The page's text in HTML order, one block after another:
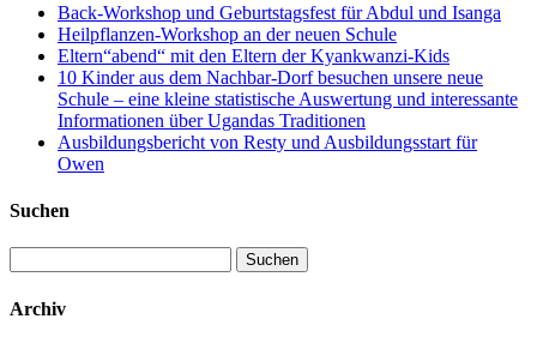
Back-Workshop und Geburtstagsfest für Abdul und Isanga
Heilpflanzen-Workshop an der neuen Schule
Eltern“abend“ mit den Eltern der Kyankwanzi-Kids
10 Kinder aus dem Nachbar-Dorf besuchen unsere neue
Schule – eine kleine statistische Auswertung und interessante
Informationen über Ugandas Traditionen
Ausbildungsbericht von Resty und Ausbildungsstart für
Owen
Suchen
nach:
Archiv